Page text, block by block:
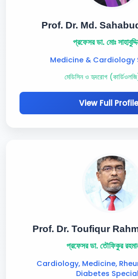
Prof. Dr. Md.
প্রফেসর ডা. মোঃ
Medicine & Cardiology
মেডিসিন ও হৃদরোগ
View Full Profile
Prof. Dr. Toufiqur
প্রফেসর ডা. তৌফিকুর
Cardiology, Medicine,
Diabetes